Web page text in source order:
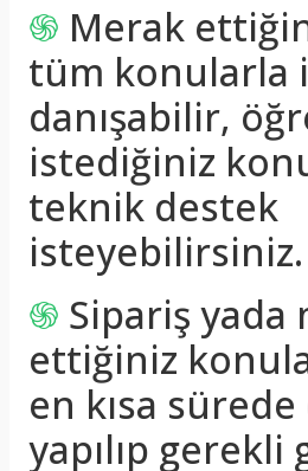
֍ Merak
tüm konularla
danışabilir,
istediğiniz
teknik destek
isteyebilirsiniz.
֍ Sipariş yada
ettiğiniz
en kısa
yapılıp gerekli